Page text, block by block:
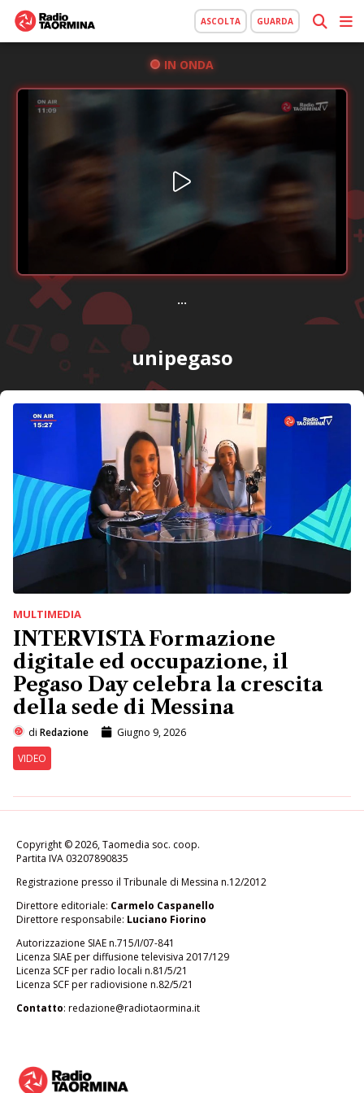
ASCOLTA GUARDA
IN ONDA
...
unipegaso
MULTIMEDIA
INTERVISTA Formazione
digitale ed occupazione, il
Pegaso Day celebra la crescita
della sede di Messina
di Redazione
Giugno 9, 2026
VIDEO
Copyright © 2026, Taomedia soc. coop.
Partita IVA 03207890835
Registrazione presso il Tribunale di Messina n.12/2012
Direttore editoriale: Carmelo Caspanello
Direttore responsabile: Luciano Fiorino
Autorizzazione SIAE n.715/I/07-841
Licenza SIAE per diffusione televisiva 2017/129
Licenza SCF per radio locali n.81/5/21
Licenza SCF per radiovisione n.82/5/21
Contatto: redazione@radiotaormina.it